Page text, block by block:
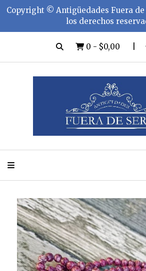
Copyright ©️ Antigüedades Fuera de
los derechos
0 - $0,00